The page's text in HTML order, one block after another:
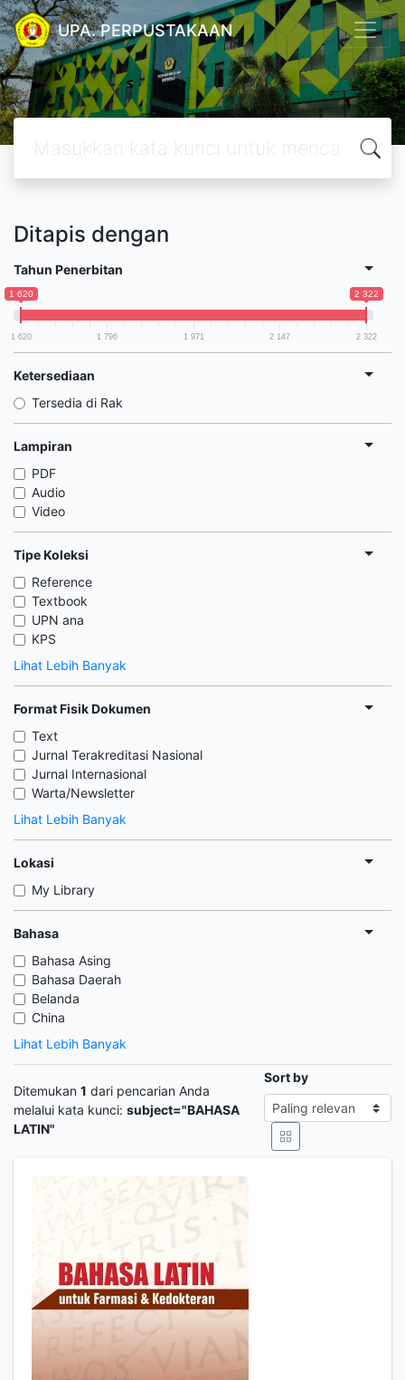
UPA. PERPUSTAKAAN
Ditapis dengan
Tahun Penerbitan
1 620 2 322
1 620 1 796 1 971 2 147 2 322
Ketersediaan
Tersedia di Rak
Lampiran
PDF
Audio
Video
Tipe Koleksi
Reference
Textbook
UPN ana
KPS
Lihat Lebih Banyak
Format Fisik Dokumen
Text
Jurnal Terakreditasi Nasional
Jurnal Internasional
Warta/Newsletter
Lihat Lebih Banyak
Lokasi
My Library
Bahasa
Bahasa Asing
Bahasa Daerah
Belanda
China
Lihat Lebih Banyak
Ditemukan 1 dari pencarian Anda
melalui kata kunci: subject="BAHASA
LATIN"
Sort by